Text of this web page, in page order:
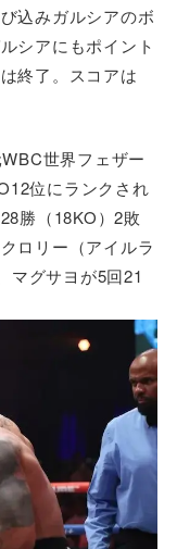
込みガルシアのボ
シアにもポイント
終了。スコアは
世界フェザー
位にランクされ
勝（18KO）2敗
ロリー（アイルラ
マグサヨが5回21